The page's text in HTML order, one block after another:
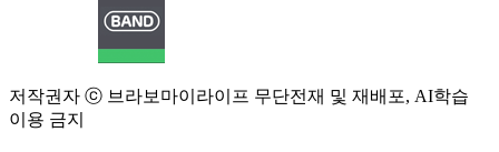
저작권자 ⓒ 브라보마이라이프 무단전재 및 재배포, AI학습
이용 금지